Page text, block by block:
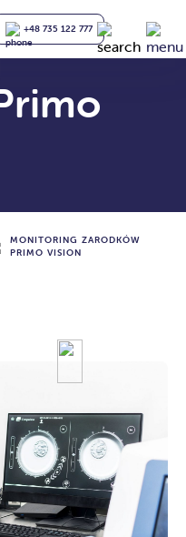
+48 735 122 777
MONITORING ZARODKÓW
PRIMO VISION